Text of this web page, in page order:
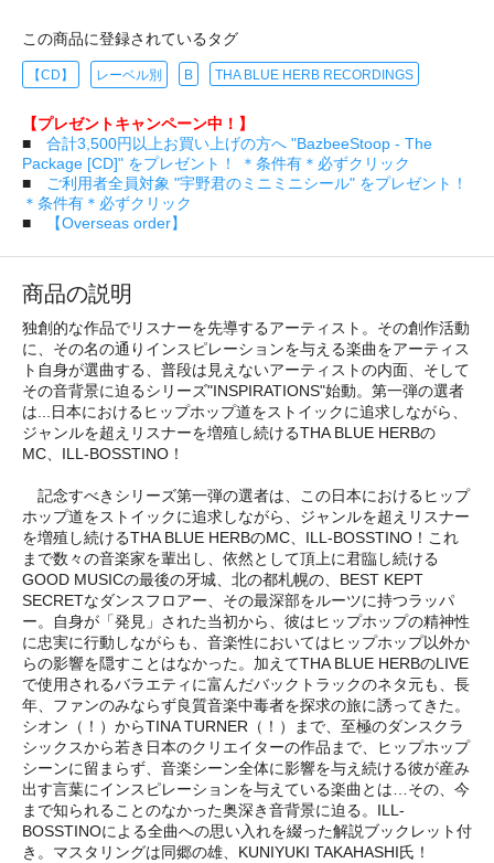
この商品に登録されているタグ
【CD】 レーベル別 B THA BLUE HERB RECORDINGS
【プレゼントキャンペーン中！】
■ 合計3,500円以上お買い上げの方へ "BazbeeStoop - The
Package [CD]" をプレゼント！ ＊条件有＊必ずクリック
■
ご利用者全員対象 "宇野君のミニミニシール" をプレゼント！
＊条件有＊必ずクリック
■
【Overseas order】
商品の説明
独創的な作品でリスナーを先導するアーティスト。その創作活動
に、その名の通りインスピレーションを与える楽曲をアーティス
ト自身が選曲する、普段は見えないアーティストの内面、そして
その音背景に迫るシリーズ"INSPIRATIONS"始動。第一弾の選者
は...日本におけるヒップホップ道をストイックに追求しながら、
ジャンルを超えリスナーを増殖し続けるTHA BLUE HERBの
MC、ILL-BOSSTINO！
記念すべきシリーズ第一弾の選者は、この日本におけるヒップ
ホップ道をストイックに追求しながら、ジャンルを超えリスナー
を増殖し続けるTHA BLUE HERBのMC、ILL-BOSSTINO！これ
まで数々の音楽家を輩出し、依然として頂上に君臨し続ける
GOOD MUSICの最後の牙城、北の都札幌の、BEST KEPT
SECRETなダンスフロアー、その最深部をルーツに持つラッパ
ー。自身が「発見」された当初から、彼はヒップホップの精神性
に忠実に行動しながらも、音楽性においてはヒップホップ以外か
らの影響を隠すことはなかった。加えてTHA BLUE HERBのLIVE
で使用されるバラエティに富んだバックトラックのネタ元も、長
年、ファンのみならず良質音楽中毒者を探求の旅に誘ってきた。
シオン（！）からTINA TURNER（！）まで、至極のダンスクラ
シックスから若き日本のクリエイターの作品まで、ヒップホップ
シーンに留まらず、音楽シーン全体に影響を与え続ける彼が産み
出す言葉にインスピレーションを与えている楽曲とは…その、今
まで知られることのなかった奥深き音背景に迫る。ILL-
BOSSTINOによる全曲への思い入れを綴った解説ブックレット付
き。マスタリングは同郷の雄、KUNIYUKI TAKAHASHI氏！